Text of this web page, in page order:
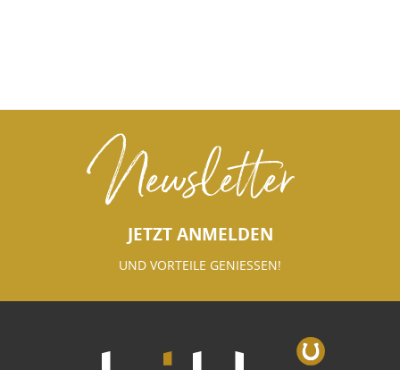
Newsletter
JETZT ANMELDEN
UND VORTEILE GENIESSEN!